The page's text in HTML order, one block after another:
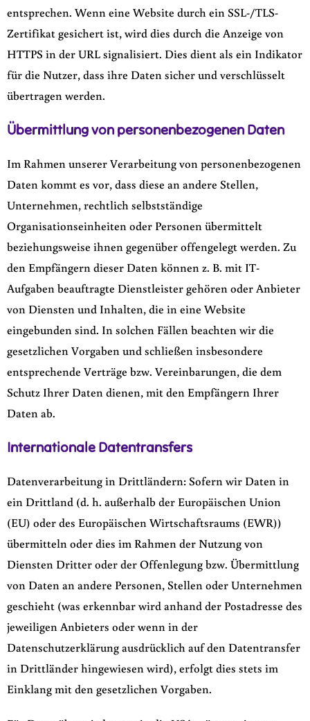
entsprechen. Wenn eine Website durch ein SSL-/TLS-
Zertifikat gesichert ist, wird dies durch die Anzeige von
HTTPS in der URL signalisiert. Dies dient als ein Indikator
für die Nutzer, dass ihre Daten sicher und verschlüsselt
übertragen werden.
Übermittlung von personenbezogenen Daten
Im Rahmen unserer Verarbeitung von personenbezogenen
Daten kommt es vor, dass diese an andere Stellen,
Unternehmen, rechtlich selbstständige
Organisationseinheiten oder Personen übermittelt
beziehungsweise ihnen gegenüber offengelegt werden. Zu
den Empfängern dieser Daten können z. B. mit IT-
Aufgaben beauftragte Dienstleister gehören oder Anbieter
von Diensten und Inhalten, die in eine Website
eingebunden sind. In solchen Fällen beachten wir die
gesetzlichen Vorgaben und schließen insbesondere
entsprechende Verträge bzw. Vereinbarungen, die dem
Schutz Ihrer Daten dienen, mit den Empfängern Ihrer
Daten ab.
Internationale Datentransfers
Datenverarbeitung in Drittländern: Sofern wir Daten in
ein Drittland (d. h. außerhalb der Europäischen Union
(EU) oder des Europäischen Wirtschaftsraums (EWR))
übermitteln oder dies im Rahmen der Nutzung von
Diensten Dritter oder der Offenlegung bzw. Übermittlung
von Daten an andere Personen, Stellen oder Unternehmen
geschieht (was erkennbar wird anhand der Postadresse des
jeweiligen Anbieters oder wenn in der
Datenschutzerklärung ausdrücklich auf den Datentransfer
in Drittländer hingewiesen wird), erfolgt dies stets im
Einklang mit den gesetzlichen Vorgaben.